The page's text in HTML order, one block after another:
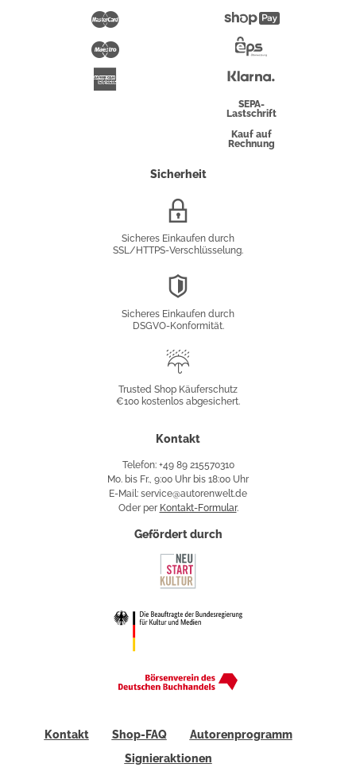
Maestro
Pay
Überweisung
SEPA-
Lastschrift
Kauf auf
Rechnung
Sicherheit
Sicheres Einkaufen durch
SSL/HTTPS-Verschlüsselung.
Sicheres Einkaufen durch
DSGVO-Konformität.
Käuferschutz
Trusted Shop Käuferschutz
€100 kostenlos abgesichert.
Kontakt
Telefon: +49 89 215570310
Mo. bis Fr., 9:00 Uhr bis 18:00 Uhr
E-Mail: service@autorenwelt.de
Oder per Kontakt-Formular.
Gefördert durch
Kontakt Shop-FAQ
Autorenprogramm
Signieraktionen